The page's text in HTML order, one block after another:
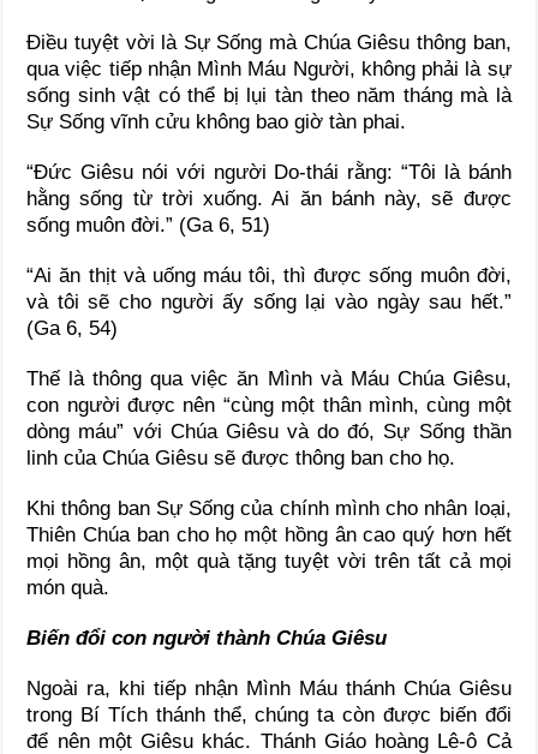
Điều tuyệt vời là Sự Sống mà Chúa Giêsu thông ban,
qua việc tiếp nhận Mình Máu Người, không phải là sự
sống sinh vật có thể bị lụi tàn theo năm tháng mà là
Sự Sống vĩnh cửu không bao giờ tàn phai.
“Đức Giêsu nói với người Do-thái rằng: “Tôi là bánh
hằng sống từ trời xuống. Ai ăn bánh này, sẽ được
sống muôn đời.” (Ga 6, 51)
“Ai ăn thịt và uống máu tôi, thì được sống muôn đời,
và tôi sẽ cho người ấy sống lại vào ngày sau hết.”
(Ga 6, 54)
Thế là thông qua việc ăn Mình và Máu Chúa Giêsu,
con người được nên “cùng một thân mình, cùng một
dòng máu” với Chúa Giêsu và do đó, Sự Sống thần
linh của Chúa Giêsu sẽ được thông ban cho họ.
Khi thông ban Sự Sống của chính mình cho nhân loại,
Thiên Chúa ban cho họ một hồng ân cao quý hơn hết
mọi hồng ân, một quà tặng tuyệt vời trên tất cả mọi
món quà.
Biến đổi con người thành Chúa Giêsu
Ngoài ra, khi tiếp nhận Mình Máu thánh Chúa Giêsu
trong Bí Tích thánh thể, chúng ta còn được biến đổi
để nên một Giêsu khác. Thánh Giáo hoàng Lê-ô Cả